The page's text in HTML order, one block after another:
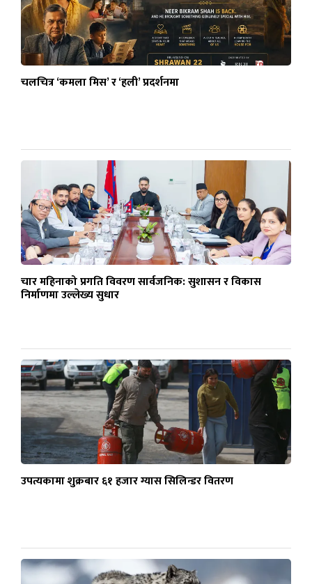
चलचित्र ‘कमला मिस’ र ‘हली’ प्रदर्शनमा
चार महिनाको प्रगति विवरण सार्वजनिक: सुशासन र विकास
निर्माणमा उल्लेख्य सुधार
उपत्यकामा शुक्रबार ६१ हजार ग्यास सिलिन्डर वितरण